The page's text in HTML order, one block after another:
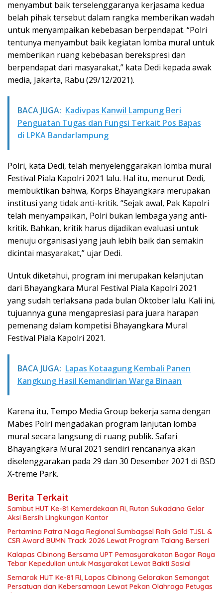
menyambut baik terselenggaranya kerjasama kedua
belah pihak tersebut dalam rangka memberikan wadah
untuk menyampaikan kebebasan berpendapat. “Polri
tentunya menyambut baik kegiatan lomba mural untuk
memberikan ruang kebebasan berekspresi dan
berpendapat dari masyarakat,” kata Dedi kepada awak
media, Jakarta, Rabu (29/12/2021).
BACA JUGA: Kadivpas Kanwil Lampung Beri
Penguatan Tugas dan Fungsi Terkait Pos Bapas
di LPKA Bandarlampung
Polri, kata Dedi, telah menyelenggarakan lomba mural
Festival Piala Kapolri 2021 lalu. Hal itu, menurut Dedi,
membuktikan bahwa, Korps Bhayangkara merupakan
institusi yang tidak anti-kritik. “Sejak awal, Pak Kapolri
telah menyampaikan, Polri bukan lembaga yang anti-
kritik. Bahkan, kritik harus dijadikan evaluasi untuk
menuju organisasi yang jauh lebih baik dan semakin
dicintai masyarakat,” ujar Dedi.
Untuk diketahui, program ini merupakan kelanjutan
dari Bhayangkara Mural Festival Piala Kapolri 2021
yang sudah terlaksana pada bulan Oktober lalu. Kali ini,
tujuannya guna mengapresiasi para juara harapan
pemenang dalam kompetisi Bhayangkara Mural
Festival Piala Kapolri 2021.
BACA JUGA: Lapas Kotaagung Kembali Panen
Kangkung Hasil Kemandirian Warga Binaan
Karena itu, Tempo Media Group bekerja sama dengan
Mabes Polri mengadakan program lanjutan lomba
mural secara langsung di ruang publik. Safari
Bhayangkara Mural 2021 sendiri rencananya akan
diselenggarakan pada 29 dan 30 Desember 2021 di BSD
X-treme Park.
Berita Terkait
Sambut HUT Ke-81 Kemerdekaan RI, Rutan Sukadana Gelar
Aksi Bersih Lingkungan Kantor
Pertamina Patra Niaga Regional Sumbagsel Raih Gold TJSL &
CSR Award BUMN Track 2026 Lewat Program Talang Berseri
Kalapas Cibinong Bersama UPT Pemasyarakatan Bogor Raya
Tebar Kepedulian untuk Masyarakat Lewat Bakti Sosial
Semarak HUT Ke-81 RI, Lapas Cibinong Gelorakan Semangat
Persatuan dan Kebersamaan Lewat Pekan Olahraga Petugas